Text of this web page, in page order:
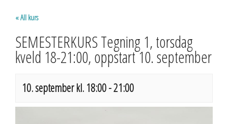
« All kurs
SEMESTERKURS Tegning 1, torsdag
kveld 18-21:00, oppstart 10. september
10. september kl. 18:00-21:00